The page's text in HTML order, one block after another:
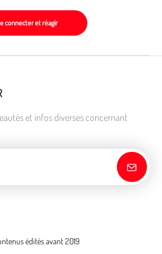
connecter et réagir
et infos diverses concernant
édités avant 2019